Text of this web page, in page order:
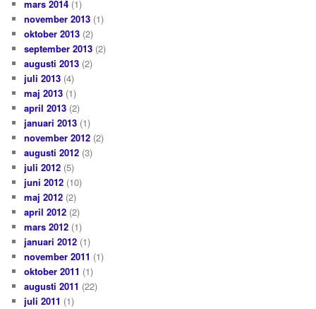
mars 2014 (1)
november 2013 (1)
oktober 2013 (2)
september 2013 (2)
augusti 2013 (2)
juli 2013 (4)
maj 2013 (1)
april 2013 (2)
januari 2013 (1)
november 2012 (2)
augusti 2012 (3)
juli 2012 (5)
juni 2012 (10)
maj 2012 (2)
april 2012 (2)
mars 2012 (1)
januari 2012 (1)
november 2011 (1)
oktober 2011 (1)
augusti 2011 (22)
juli 2011 (1)